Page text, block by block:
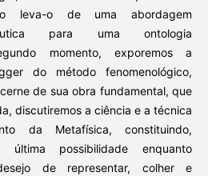
leva-o de uma abordagem
para uma ontologia
momento, exporemos a
do método fenomenológico,
de sua obra fundamental, que
discutiremos a ciência e a técnica
da Metafísica, constituindo,
última possibilidade enquanto
de representar, colher e